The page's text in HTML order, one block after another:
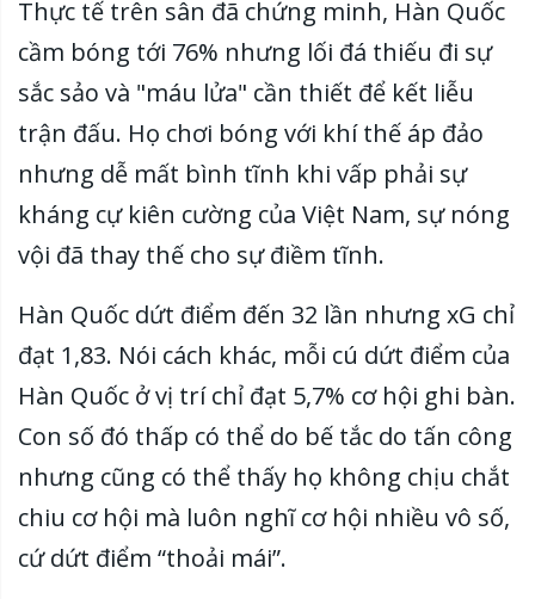
Thực tế trên sân đã chứng minh, Hàn Quốc
cầm bóng tới 76% nhưng lối đá thiếu đi sự
sắc sảo và "máu lửa" cần thiết để kết liễu
trận đấu. Họ chơi bóng với khí thế áp đảo
nhưng dễ mất bình tĩnh khi vấp phải sự
kháng cự kiên cường của Việt Nam, sự nóng
vội đã thay thế cho sự điềm tĩnh.
Hàn Quốc dứt điểm đến 32 lần nhưng xG chỉ
đạt 1,83. Nói cách khác, mỗi cú dứt điểm của
Hàn Quốc ở vị trí chỉ đạt 5,7% cơ hội ghi bàn.
Con số đó thấp có thể do bế tắc do tấn công
nhưng cũng có thể thấy họ không chịu chắt
chiu cơ hội mà luôn nghĩ cơ hội nhiều vô số,
cứ dứt điểm “thoải mái”.